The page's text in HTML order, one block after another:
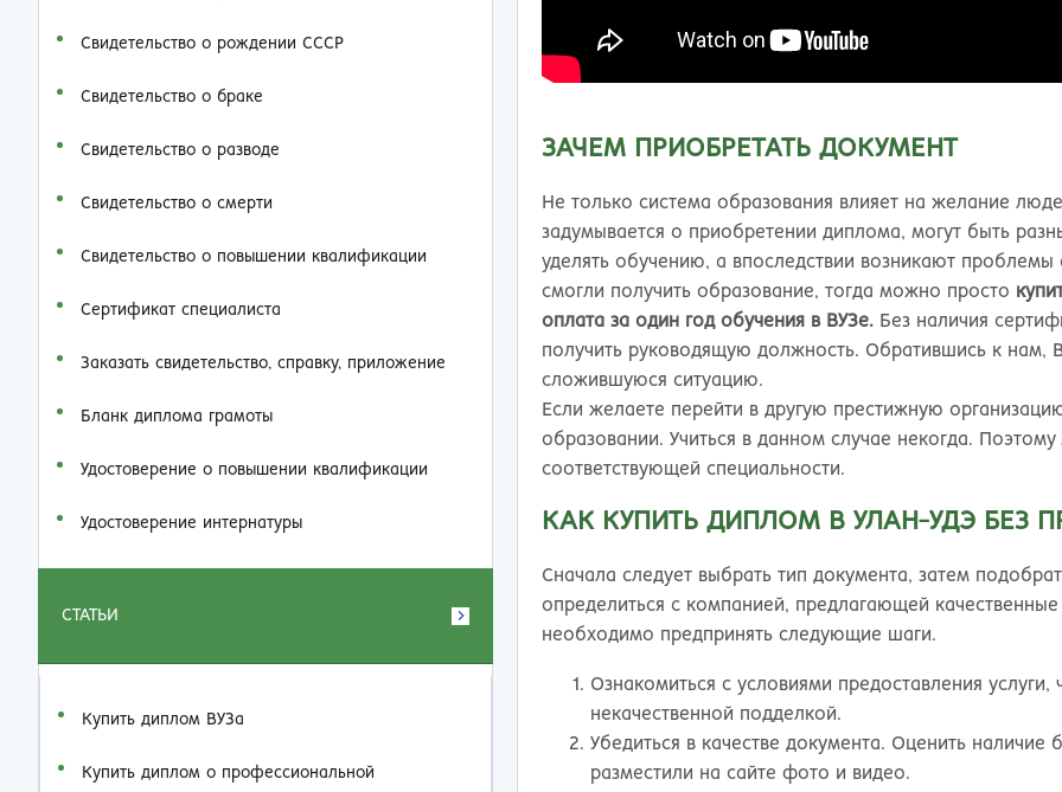
Свидетельство о рождении СССР
Свидетельство о браке
Свидетельство о разводе
Свидетельство о смерти
Свидетельство о повышении квалификации
Сертификат специалиста
Заказать cвидетельство, справку, приложение
Бланк диплома грамоты
Удостоверение о повышении квалификации
Удостоверение интернатуры
СТАТЬИ
Купить диплом ВУЗа
Купить диплом о профессиональной
ЗАЧЕМ ПРИОБРЕТАТЬ ДОКУМЕНТ
Не только система образования влияет на желание
задумывается о приобретении диплома, могут быть
уделять обучению, а впоследствии возникают
смогли получить образование, тогда можно просто
оплата за один год обучения в ВУЗе. Без наличия
получить руководящую должность. Обратившись к нам,
сложившуюся ситуацию.
Если желаете перейти в другую престижную
образовании. Учиться в данном случае некогда.
соответствующей специальности.
КАК КУПИТЬ ДИПЛОМ В УЛАН-УДЭ БЕЗ
Сначала следует выбрать тип документа, затем
определиться с компанией, предлагающей
необходимо предпринять следующие шаги.
Ознакомиться с условиями предоставления
некачественной подделкой.
Убедиться в качестве документа. Оценить
разместили на сайте фото и видео.